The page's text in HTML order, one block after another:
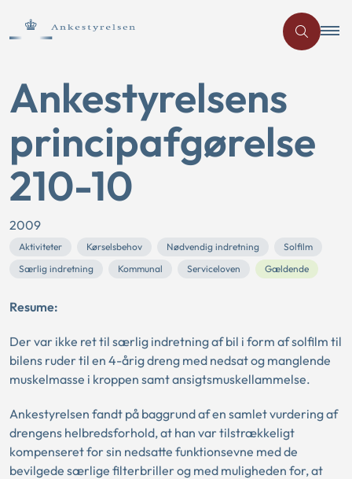
Ankestyrelsens
principafgørelse
210-10
2009
Aktiviteter Kørselsbehov Nødvendig indretning
Solfilm
Særlig indretning
Kommunal Serviceloven Gældende
Resume:
Der var ikke ret til særlig indretning af bil i form af solfilm til
bilens ruder til en 4-årig dreng med nedsat og manglende
muskelmasse i kroppen samt ansigtsmuskellammelse.
Ankestyrelsen fandt på baggrund af en samlet vurdering af
drengens helbredsforhold, at han var tilstrækkeligt
kompenseret for sin nedsatte funktionsevne med de
bevilgede særlige filterbriller og med muligheden for, at